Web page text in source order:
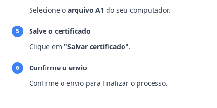
Selecione o arquivo A1 do seu computador.
5
Salve o certificado
Clique em "Salvar certificado".
6
Confirme o envio
Confirme o envio para finalizar o processo.